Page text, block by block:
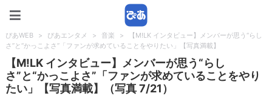
ぴあWEB > ぴあエンタメ > 音楽 >
【M!LK インタビュー】メンバーが思う“らし
さ”と“かっこよさ”「ファンが求めていることをやりたい」【写真満載】
【M!LK インタビュー】メンバーが思う“らし
さ”と“かっこよさ”「ファンが求めていることをやり
たい」【写真満載】（写真 7/21）